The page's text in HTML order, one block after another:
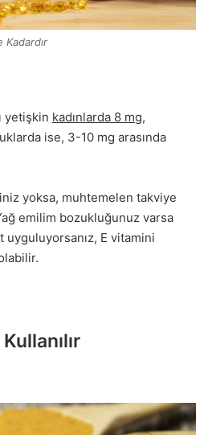
Kadardır
yetişkin kadınlarda 8 mg,
ise, 3-10 mg arasında
yoksa, muhtemelen takviye
emilim bozukluğunuz varsa
uyguluyorsanız, E vitamini